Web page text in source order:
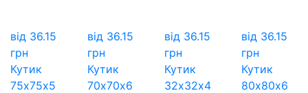
від 36.15
грн
Кутик
75х75х5
від 36.15
грн
Кутик
70х70х6
від 36.15
грн
Кутик
32х32х4
від 36.15
грн
Кутик
80x80х6